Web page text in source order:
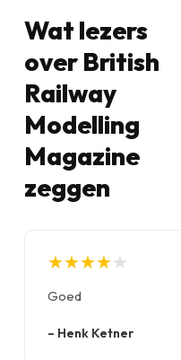
Wat lezers
over British
Railway
Modelling
Magazine
zeggen
★
★★
★★
★★
★★
★
Goed
– Henk Ketner